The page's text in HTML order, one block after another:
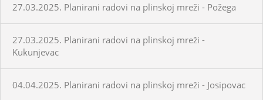
27.03.2025. Planirani radovi na plinskoj mreži - Požega
27.03.2025. Planirani radovi na plinskoj mreži -
Kukunjevac
04.04.2025. Planirani radovi na plinskoj mreži - Josipovac